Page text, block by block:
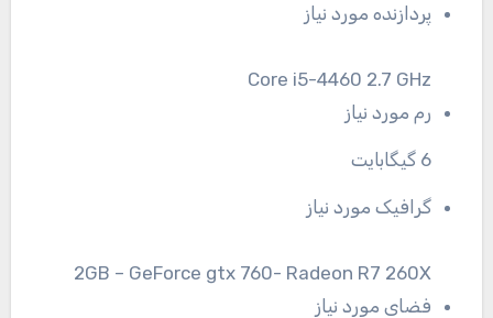
پردازنده مورد نیاز
Core i5-4460 2.7 GHz
رم مورد نیاز
6 گیگابایت
گرافیک مورد نیاز
2GB – GeForce gtx 760- Radeon R7 260X
فضای مورد نیاز